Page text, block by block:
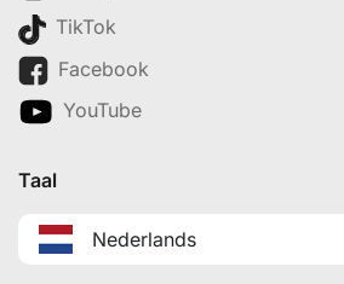
TikTok
Facebook
YouTube
Taal
Nederlands